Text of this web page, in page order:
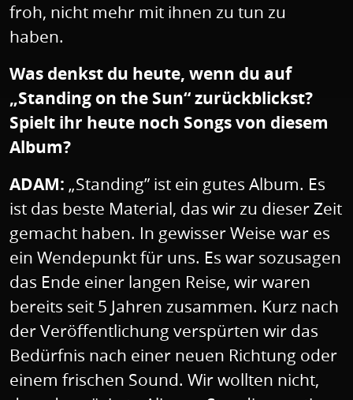
froh, nicht mehr mit ihnen zu tun zu
haben.
Was denkst du heute, wenn du auf
„Standing on the Sun“ zurückblickst?
Spielt ihr heute noch Songs von diesem
Album?
ADAM: „Standing” ist ein gutes Album. Es
ist das beste Material, das wir zu dieser Zeit
gemacht haben. In gewisser Weise war es
ein Wendepunkt für uns. Es war sozusagen
das Ende einer langen Reise, wir waren
bereits seit 5 Jahren zusammen. Kurz nach
der Veröffentlichung verspürten wir das
Bedürfnis nach einer neuen Richtung oder
einem frischen Sound. Wir wollten nicht,